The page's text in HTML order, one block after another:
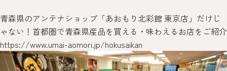
青森県のアンテナショップ「あおもり北彩館 東京店」だけじ
ゃない！首都圏で青森県産品を買える・味わえるお店をご紹介
https://www.umai-aomori.jp/hokusaikan